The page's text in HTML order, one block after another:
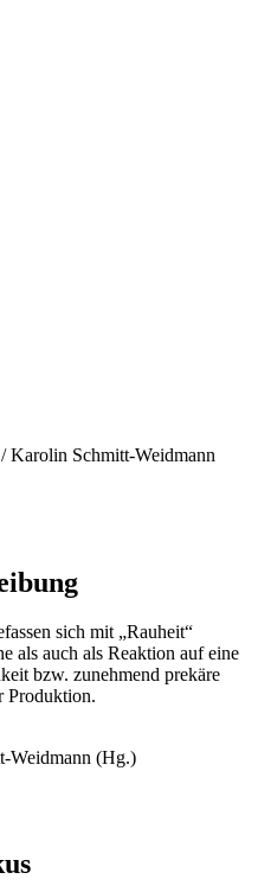
Karolin Schmitt-Weidmann
sich mit „Rauheit“
als auch als Reaktion auf eine
bzw. zunehmend prekäre
Produktion.
Weidmann (Hg.)